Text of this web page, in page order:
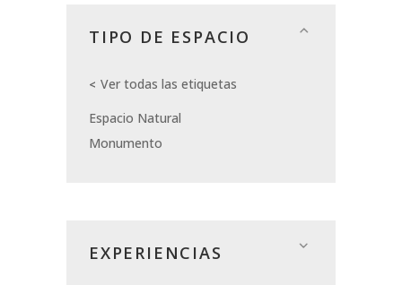
TIPO DE ESPACIO
Ver todas las etiquetas
Espacio Natural
Monumento
EXPERIENCIAS